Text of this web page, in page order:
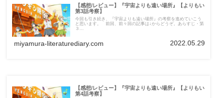
【感想/レビュー】『宇宙よりも遠い場所』【よりもい
第3話考察】
今回も引き続き、『宇宙よりも遠い場所』の考察を進めていこう
と思います。 前回、前々回の記事は↓からどうぞ。あらすじ・第
３...
miyamura-literaturediary.com 2022.05.29
【感想/レビュー】『宇宙よりも遠い場所』【よりもい
第4話考察】